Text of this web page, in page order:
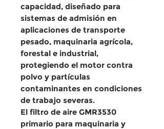
capacidad, diseñado para
sistemas de admisión en
aplicaciones de transporte
pesado, maquinaria agrícola,
forestal e industrial,
protegiendo el motor contra
polvo y partículas
contaminantes en condiciones
de trabajo severas.
El filtro de aire GMR3530
primario para maquinaria y